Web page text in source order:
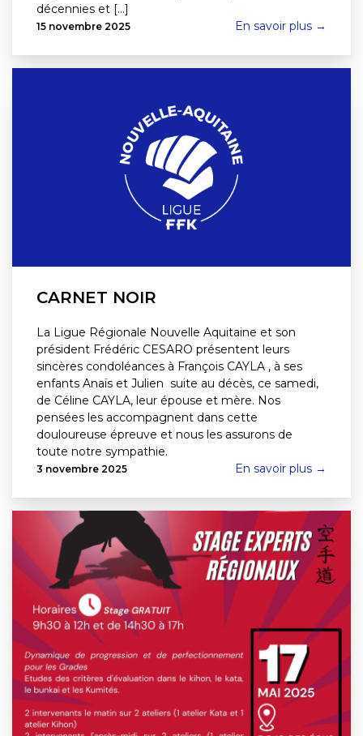
décennies et [...]
15 novembre 2025 En savoir plus →
CARNET NOIR
La Ligue Régionale Nouvelle Aquitaine et son
président Frédéric CESARO présentent leurs
sincères condoléances à François CAYLA , à ses
enfants Anaïs et Julien suite au décès, ce samedi,
de Céline CAYLA, leur épouse et mère. Nos
pensées les accompagnent dans cette
douloureuse épreuve et nous les assurons de
toute notre sympathie.
3 novembre 2025 En savoir plus →